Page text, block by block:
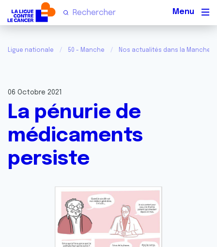
Ligue nationale 50 - Manche Nos actualités dans la Manche
06 Octobre 2021
La pénurie de
médicaments
persiste